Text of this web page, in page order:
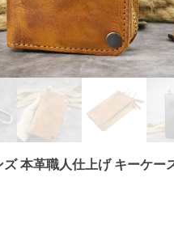
本革職人仕上げ キーケー